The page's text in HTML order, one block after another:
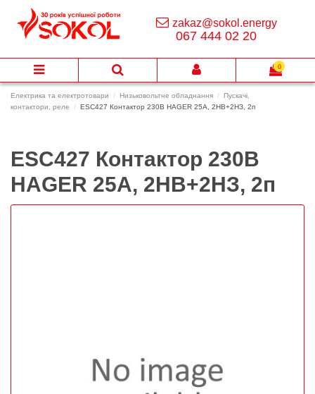
Електрика та електротовари Низьковольтне обладнання
Пускачі,
контактори, реле
ESC427 Контактор 230В HAGER 25А, 2НВ+2НЗ, 2п
ESC427 Контактор 230В
HAGER 25А, 2НВ+2НЗ, 2п
zakaz@sokol.energy
067 444 02 20
0